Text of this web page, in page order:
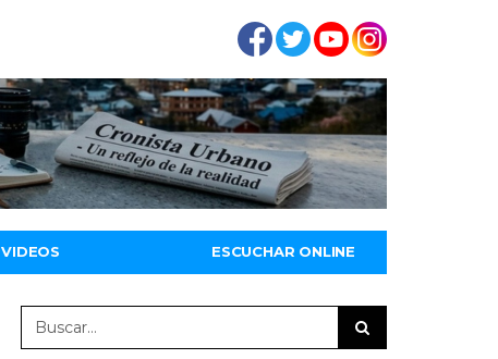
VIDEOS ESCUCHAR ONLINE